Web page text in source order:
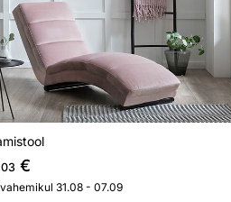
€
31.08 - 07.09